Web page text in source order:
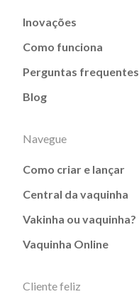
Inovações
Como funciona
Perguntas frequentes
Blog
Navegue
Como criar e lançar
Central da vaquinha
Vakinha ou vaquinha?
Vaquinha Online
Cliente feliz